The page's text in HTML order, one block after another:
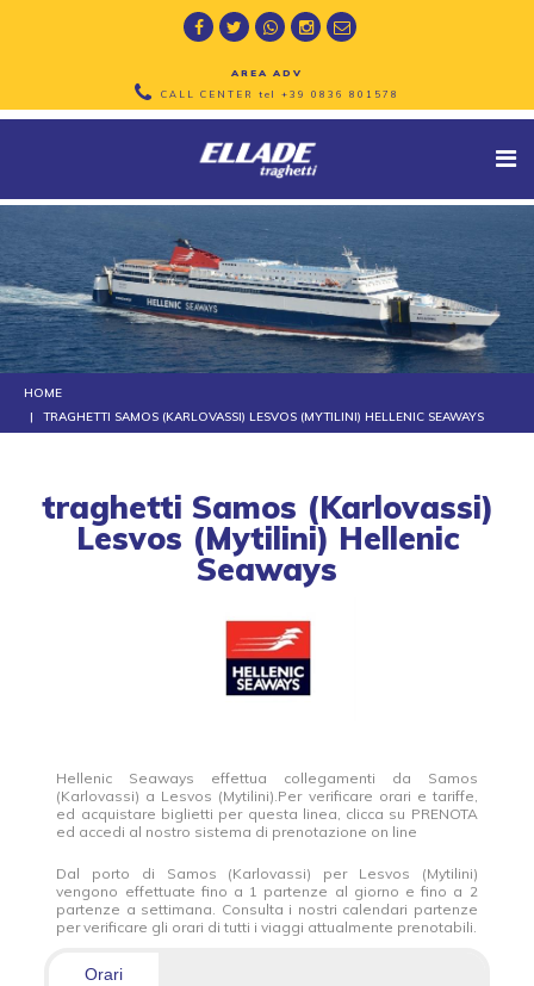
AREA ADV
CALL CENTER tel +39 0836 801578
HOME
TRAGHETTI SAMOS (KARLOVASSI) LESVOS (MYTILINI) HELLENIC SEAWAYS
traghetti Samos (Karlovassi)
Lesvos (Mytilini) Hellenic
Seaways
Hellenic Seaways effettua collegamenti da Samos
(Karlovassi) a Lesvos (Mytilini).Per verificare orari e tariffe,
ed acquistare biglietti per questa linea, clicca su PRENOTA
ed accedi al nostro sistema di prenotazione on line
Dal porto di Samos (Karlovassi) per Lesvos (Mytilini)
vengono effettuate fino a 1 partenze al giorno e fino a 2
partenze a settimana. Consulta i nostri calendari partenze
per verificare gli orari di tutti i viaggi attualmente prenotabili.
Orari